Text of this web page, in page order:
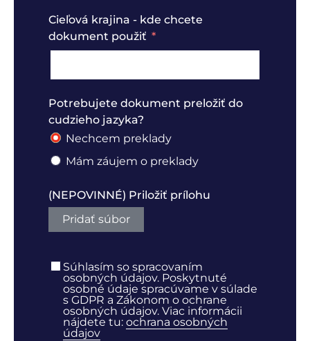
Cieľová krajina - kde chcete
dokument použiť
Potrebujete dokument preložiť do
cudzieho jazyka?
Nechcem preklady
Mám záujem o preklady
(NEPOVINNÉ) Priložiť prílohu
Pridať súbor
Súhlasím so spracovaním
osobných údajov. Poskytnuté
osobné údaje spracúvame v súlade
s GDPR a Zákonom o ochrane
osobných údajov. Viac informácii
nájdete tu: ochrana osobných
údajov